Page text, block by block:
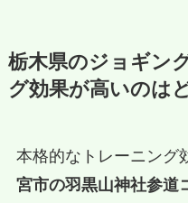
栃木県のジョギン
グ効果が高いのは
本格的なトレーニング
宮市の羽黒山神社参道